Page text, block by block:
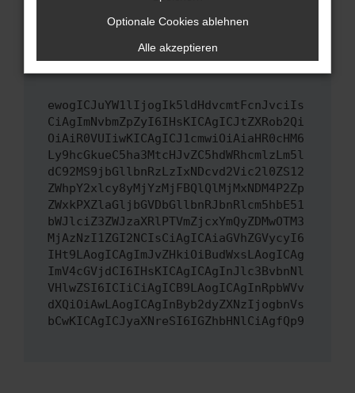
hast, kontaktiere uns bitte. Wir werden
versuchen, das Problem zu beheben. Du kannst
uns diesen Text schicken, um uns bei der
ewogICJuYW1lIjogIk5ldHdvcmtFcnJvciIs
CiAgImNvbmZpZyI6IHsKICAgICJtZXRob2Qi
OiAiR0VUIiwKICAgICJ1cmwiOiAiaHR0cHM6
Ly9hcGkueC5ha3MtcHJvZC5hdWRhcmlzLm5l
dC92MS9jbGllbnRzLzIxNDcvd2Vic2l0ZS12
ZWhpY2xlcy8yMjYzMjFBQlQlMjMxNDM4P2Zp
ZWxkPXZlaGljbGVDbGllbnRJbnRlcm5hbE51
bWJlciZ3ZWJzaXRlPTVmZjcxYmQyZDMwOTM3
MjAzNzI1ZGI2NCIsCiAgICAiaGVhZGVycyI6
IHt9LAogICAgImJvZHkiOiBudWxsLAogICAg
ImV4cGVjdCI6IHsKICAgICAgInJlc3BvbnNl
VHlwZSI6ICIiCiAgICB9LAogICAgInRpbWVv
dXQiOiAwLAogICAgInByb2dyZXNzIjogbnVs
bCwKICAgICJyaXNreSI6IGZhbHNlCiAgfQp9
Optionale Cookies ablehnen
Alle akzeptieren